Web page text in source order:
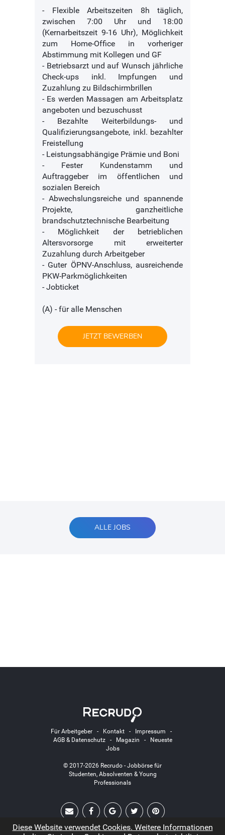
- Flexible Arbeitszeiten 8h täglich,
zwischen 7:00 Uhr und 18:00
(Kernarbeitszeit 9-16 Uhr), Möglichkeit
zum Home-Office in vorheriger
Abstimmung mit Kollegen und GF
- Betriebsarzt und auf Wunsch jährliche
Check-ups inkl. Impfungen und
Zuzahlung zu Bildschirmbrillen
- Es werden Massagen am Arbeitsplatz
angeboten und bezuschusst
- Bezahlte Weiterbildungs- und
Qualifizierungsangebote, inkl. bezahlter
Freistellung
- Leistungsabhängige Prämie und Boni
- Fester Kundenstamm und
Auftraggeber im öffentlichen und
sozialen Bereich
- Abwechslungsreiche und spannende
Projekte, ganzheitliche
brandschutztechnische Bearbeitung
- Möglichkeit der betrieblichen
Altersvorsorge mit erweiterter
Zuzahlung durch Arbeitgeber
- Guter ÖPNV-Anschluss, ausreichende
PKW-Parkmöglichkeiten
- Jobticket
(A) - für alle Menschen
JETZT BEWERBEN
ALLE JOBS
Für Arbeitgeber- Kontakt- Impressum -
AGB & Datenschutz- Magazin -
Neueste
Jobs
© 2017-2026 Recrudo - Jobbörse für
Studenten, Absolventen & Young
Professionals
Diese Website verwendet Cookies. Weitere Informationen